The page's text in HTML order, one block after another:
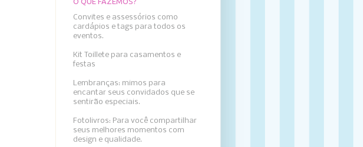
Convites e assessórios como
cardápios e tags para todos os
eventos.
Kit Toillete para casamentos e
festas
Lembranças: mimos para
encantar seus convidados que se
sentirão especiais.
Fotolivros: Para você compartilhar
seus melhores momentos com
design e qualidade.